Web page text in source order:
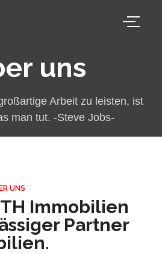
uns
Arbeit zu leisten, ist
man tut. -Steve Jobs-
UNS
Immobilien
Partner